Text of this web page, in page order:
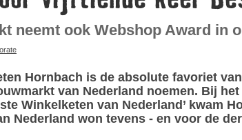
neemt ook Webshop Award in
Hornbach is de absolute favoriet
van Nederland noemen. Bij
Winkelketen van Nederland’
Nederland won tevens - en voor de